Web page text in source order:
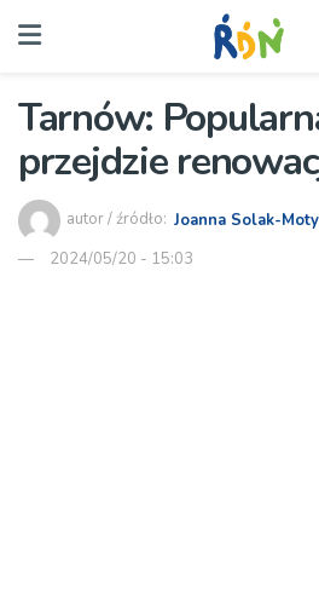
Tarnów:
przejdzie
autor / źródło: Joanna Solak-
2024/05/20 - 15:03